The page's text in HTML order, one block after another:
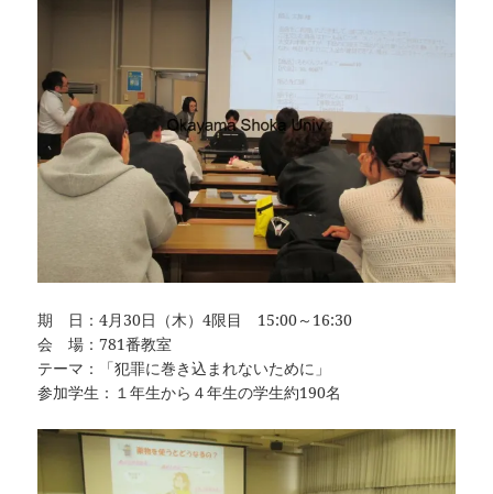
期 日：4月30日（木）4限目 15:00～16:30
会 場：781番教室
テーマ：「犯罪に巻き込まれないために」
参加学生：１年生から４年生の学生約190名